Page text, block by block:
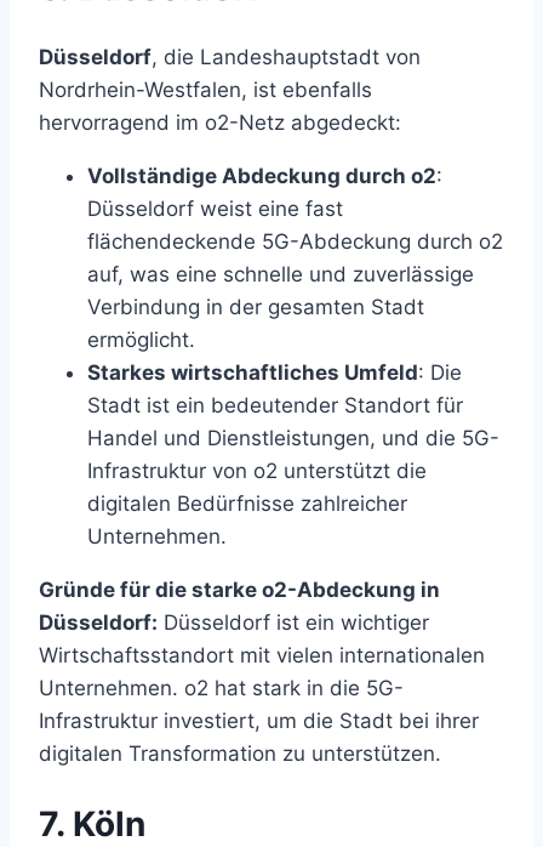
Düsseldorf, die Landeshauptstadt von
Nordrhein-Westfalen, ist ebenfalls
hervorragend im o2-Netz abgedeckt:
Vollständige Abdeckung durch o2:
Düsseldorf weist eine fast
flächendeckende 5G-Abdeckung durch o2
auf, was eine schnelle und zuverlässige
Verbindung in der gesamten Stadt
ermöglicht.
Starkes wirtschaftliches Umfeld: Die
Stadt ist ein bedeutender Standort für
Handel und Dienstleistungen, und die 5G-
Infrastruktur von o2 unterstützt die
digitalen Bedürfnisse zahlreicher
Unternehmen.
Gründe für die starke o2-Abdeckung in
Düsseldorf: Düsseldorf ist ein wichtiger
Wirtschaftsstandort mit vielen internationalen
Unternehmen. o2 hat stark in die 5G-
Infrastruktur investiert, um die Stadt bei ihrer
digitalen Transformation zu unterstützen.
7. Köln